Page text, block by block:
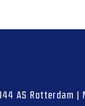
AS Rotterdam